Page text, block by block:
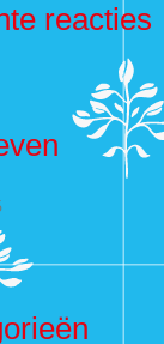
reacties